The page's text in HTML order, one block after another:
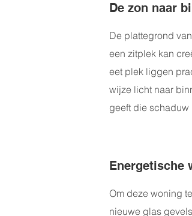
De zon naar
De plattegrond
een zitplek kan
eet plek liggen
wijze licht naar
geeft die
Energetische
Om deze woning
nieuwe glas